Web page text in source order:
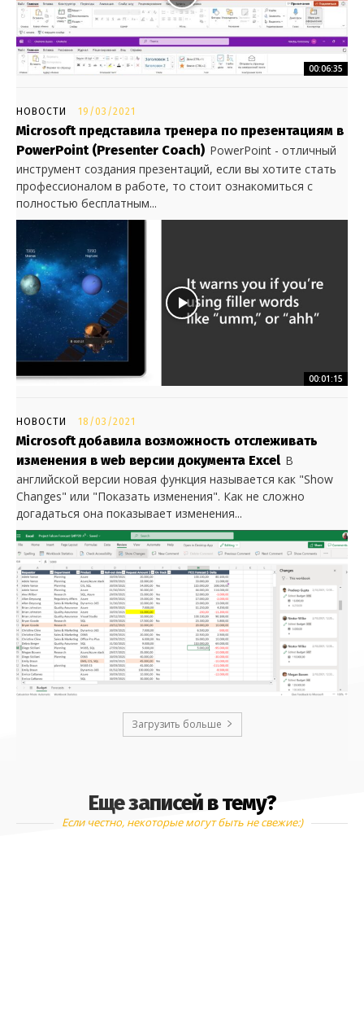
00:06:35
НОВОСТИ 19/03/2021
Microsoft представила тренера по презентациям в
PowerPoint (Presenter Coach) PowerPoint - отличный
инструмент создания презентаций, если вы хотите стать
профессионалом в работе, то стоит ознакомиться с
полностью бесплатным...
00:01:15
НОВОСТИ 18/03/2021
Microsoft добавила возможность отслеживать
изменения в web версии документа Excel В
английской версии новая функция называется как "Show
Changes" или "Показать изменения". Как не сложно
догадаться она показывает изменения...
Загрузить больше
Еще записей в тему?
Если честно, некоторые могут быть не свежие:)